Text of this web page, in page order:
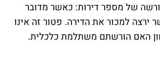
של מספר דירות: כאשר מדובר
למכור את הדירה. פטור זה אינו
האם הורשתם משתלמת כלכלית.